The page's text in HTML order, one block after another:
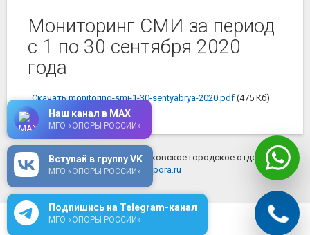
Мониторинг СМИ за период
с 1 по 30 сентября 2020
года
Скачать monitoring-smi-1-30-sentyabrya-2020.pdf (475 Кб)
© 2026 ОПОРА РОССИИ - Московское городское отделение
mosopora.ru
Подпишись на Telegram-канал
МГО «ОПОРЫ РОССИИ»
Вступай в группу VK
МГО «ОПОРЫ РОССИИ»
Наш канал в MAX
МГО «ОПОРЫ РОССИИ»